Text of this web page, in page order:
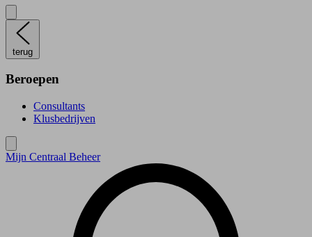
terug
Beroepen
Consultants
Klusbedrijven
Mijn Centraal Beheer